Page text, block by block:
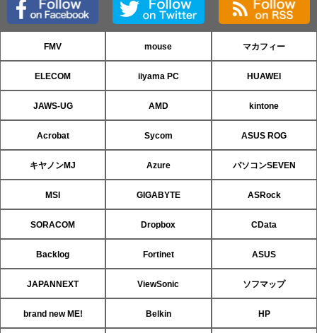
FMV mouse マカフィー
ELECOM iiyama PC HUAWEI
JAWS-UG AMD kintone
Acrobat Sycom ASUS ROG
キヤノンMJ Azure パソコンSEVEN
MSI GIGABYTE ASRock
SORACOM Dropbox CData
Backlog Fortinet ASUS
JAPANNEXT ViewSonic ソフマップ
brand new ME! Belkin HP